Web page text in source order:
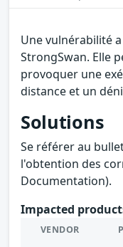
Une vulnérabilité
StrongSwan. Elle
provoquer une
distance et un
Solutions
Se référer au
l'obtention des
Documentation).
Impacted
VENDOR